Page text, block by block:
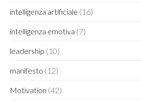
intelligenza artificiale (16)
intelligenza emotiva (7)
leadership (10)
manifesto (12)
Motivation (42)